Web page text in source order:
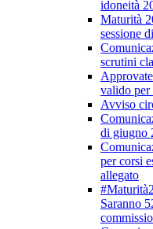
idoneità
Maturità
sessione
scrutini
valido per
Avviso
di giugno
per corsi
allegato
Saranno